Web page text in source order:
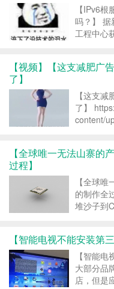
【IPv6
吗？】 据
工程中心
去没有根
【视频】【这支减肥广
了】
【这支
了】
content/
【全球唯一无法山寨的
过程】
【全球
的制作全
堆沙子到
以及处理
【智能电视不能安装第
【智能
大部分品
店，但是